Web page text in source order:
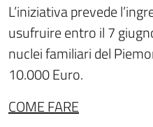
L’iniziativa prevede
usufruire entro il 7
nuclei familiari del
10.000 Euro.
COME FARE